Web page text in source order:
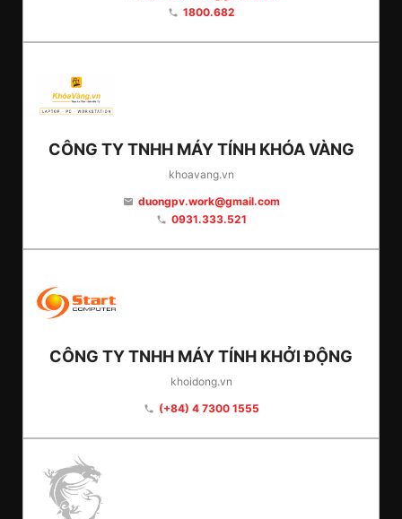
phone 1800.682
CÔNG TY TNHH MÁY TÍNH KHÓA VÀNG
khoavang.vn
email duongpv.work@gmail.com
phone 0931.333.521
CÔNG TY TNHH MÁY TÍNH KHỞI ĐỘNG
khoidong.vn
phone (+84) 4 7300 1555